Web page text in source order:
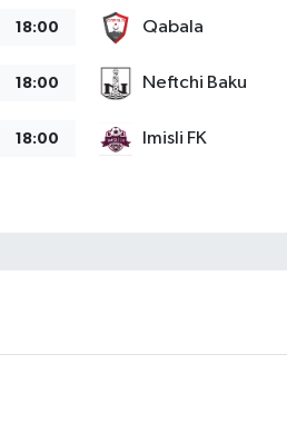
18:00 Qabala
18:00 Neftchi Baku
18:00 Imisli FK